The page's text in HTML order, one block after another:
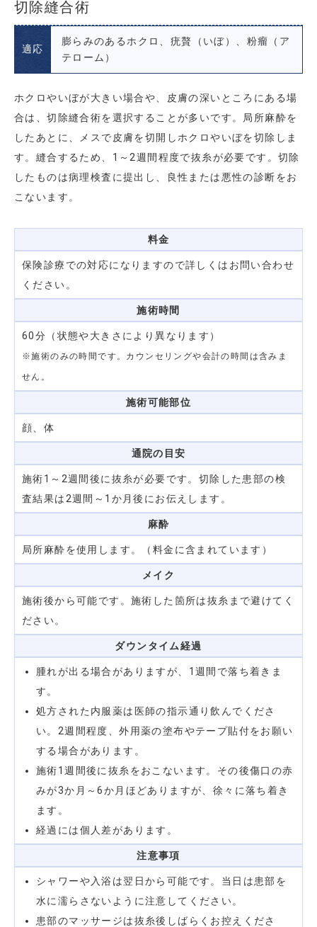
切除縫合術
適応
膨らみのあるホクロ、疣贅（いぼ）、粉瘤（ア
テローム）
ホクロやいぼが大きい場合や、皮膚の深いところにある場
合は、切除縫合術を選択することが多いです。局所麻酔を
したあとに、メスで皮膚を切開しホクロやいぼを切除しま
す。縫合するため、1～2週間程度で抜糸が必要です。切除
したものは病理検査に提出し、良性または悪性の診断をお
こないます。
料金
保険診療での対応になりますので詳しくはお問い合わせ
ください。
施術時間
60分（状態や大きさにより異なります）
※施術のみの時間です。カウンセリングや会計の時間は含みま
せん。
施術可能部位
顔、体
通院の目安
施術1～2週間後に抜糸が必要です。切除した患部の検
査結果は2週間～1か月後にお伝えします。
麻酔
局所麻酔を使用します。（料金に含まれています）
メイク
施術後から可能です。施術した箇所は抜糸まで避けてく
ださい。
ダウンタイム経過
腫れが出る場合がありますが、1週間で落ち着きま
す。
処方された内服薬は医師の指示通り飲んでくださ
い。2週間程度、外用薬の塗布やテープ貼付をお願い
する場合があります。
施術1週間後に抜糸をおこないます。その後傷口の赤
みが3か月～6か月ほどありますが、徐々に落ち着き
ます。
経過には個人差があります。
注意事項
シャワーや入浴は翌日から可能です。当日は患部を
水に濡らさないように注意してください。
患部のマッサージは抜糸後しばらくお控えくださ